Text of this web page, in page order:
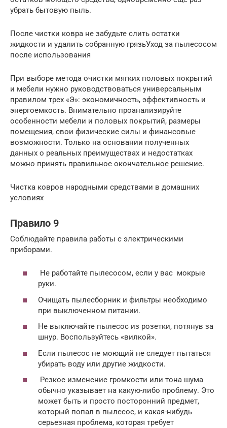
убрать бытовую пыль.
После чистки ковра не забудьте слить остатки
жидкости и удалить собранную грязьУход за пылесосом
после использования
При выборе метода очистки мягких половых покрытий
и мебели нужно руководствоваться универсальным
правилом трех «Э»: экономичность, эффективность и
энергоемкость. Внимательно проанализируйте
особенности мебели и половых покрытий, размеры
помещения, свои физические силы и финансовые
возможности. Только на основании полученных
данных о реальных преимуществах и недостатках
можно принять правильное окончательное решение.
Чистка ковров народными средствами в домашних
условиях
Правило 9
Соблюдайте правила работы с электрическими
приборами.
Не работайте пылесосом, если у вас мокрые
руки.
Очищать пылесборник и фильтры необходимо
при выключенном питании.
Не выключайте пылесос из розетки, потянув за
шнур. Воспользуйтесь «вилкой».
Если пылесос не моющий не следует пытаться
убирать воду или другие жидкости.
Резкое изменение громкости или тона шума
обычно указывает на какую-либо проблему. Это
может быть и просто посторонний предмет,
который попал в пылесос, и какая-нибудь
серьезная проблема, которая требует